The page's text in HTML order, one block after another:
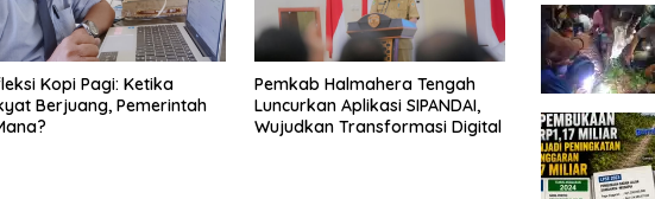
Kopi Pagi: Ketika
Berjuang, Pemerintah
Pemkab Halmahera Tengah
Luncurkan Aplikasi SIPANDAI,
Wujudkan Transformasi Digital